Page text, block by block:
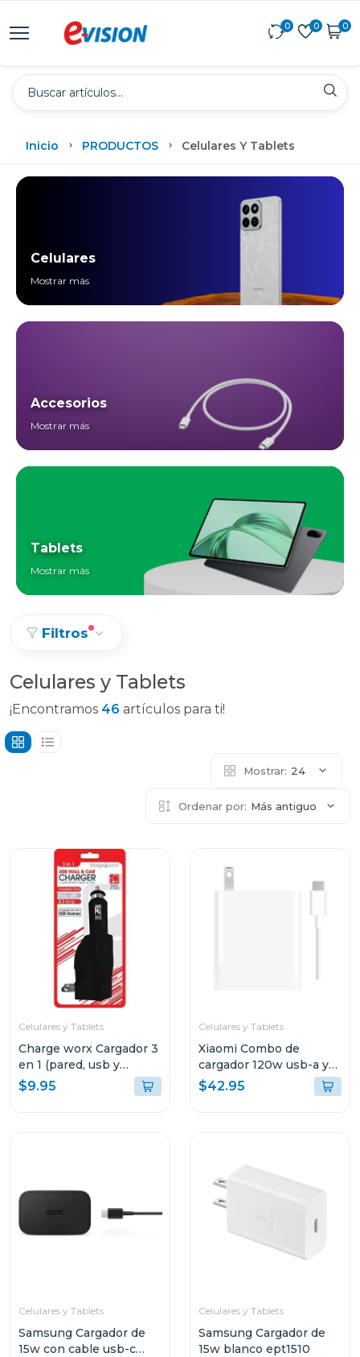
0 0 0
Inicio PRODUCTOS Celulares Y Tablets
Celulares
Mostrar más
Accesorios
Mostrar más
Tablets
Mostrar más
Filtros
Celulares y Tablets
¡Encontramos 46 artículos para ti!
Mostrar: 24
Ordenar por: Más antiguo
Celulares y Tablets
Charge worx Cargador 3
en 1 (pared, usb y
cargador de coche)
cx3025
$9.95
Celulares y Tablets
Xiaomi Combo de
cargador 120w usb-a y
cable de carga usb-c
mdy13
$42.95
Celulares y Tablets
Samsung Cargador de
15w con cable usb-c
Celulares y Tablets
Samsung Cargador de
15w blanco ept1510